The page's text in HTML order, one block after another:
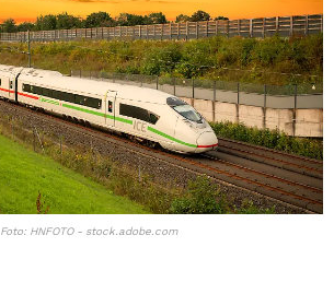
Foto: HNFOTO - stock.adobe.com